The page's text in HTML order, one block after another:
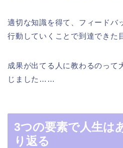
適切な知識を得て、フィードバ
行動していくことで到達できた
成果が出てる人に教わるのって
じました……
3つの要素で人生は
り返る